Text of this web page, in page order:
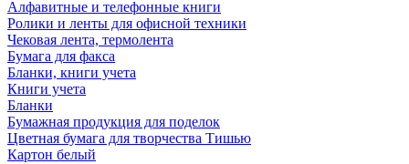
Алфавитные и телефонные книги
Ролики и ленты для офисной техники
Чековая лента, термолента
Бумага для факса
Бланки, книги учета
Книги учета
Бланки
Бумажная продукция для поделок
Цветная бумага для творчества Тишью
Картон белый